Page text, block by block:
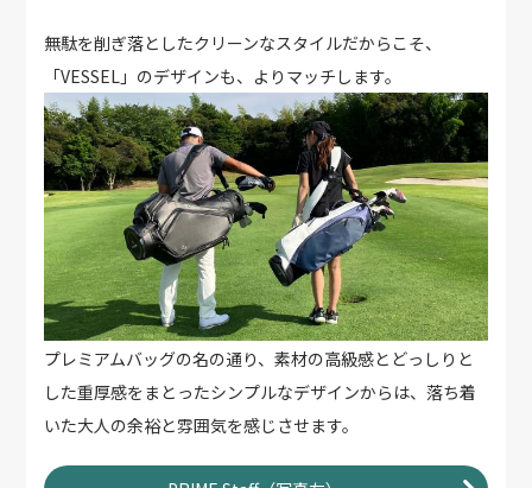
無駄を削ぎ落としたクリーンなスタイルだからこそ、
「VESSEL」のデザインも、よりマッチします。
プレミアムバッグの名の通り、素材の高級感とどっしりと
した重厚感をまとったシンプルなデザインからは、落ち着
いた大人の余裕と雰囲気を感じさせます。